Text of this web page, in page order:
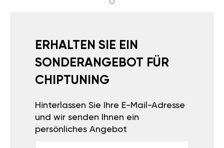
ERHALTEN SIE EIN
SONDERANGEBOT FÜR
CHIPTUNING
Hinterlassen Sie Ihre E-Mail-Adresse
und wir senden Ihnen ein
persönliches Angebot